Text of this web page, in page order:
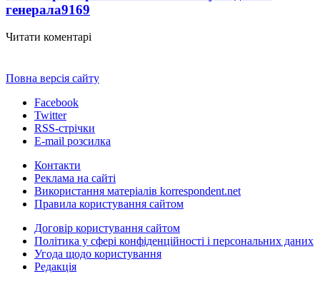
генерала9169
Читати коментарі
Повна версія сайту
Facebook
Twitter
RSS-стрічки
E-mail розсилка
Контакти
Реклама на сайті
Використання матеріалів korrespondent.net
Правила користування сайтом
Договір користування сайтом
Політика у сфері конфіденційності і персональних даних
Угода щодо користування
Редакція